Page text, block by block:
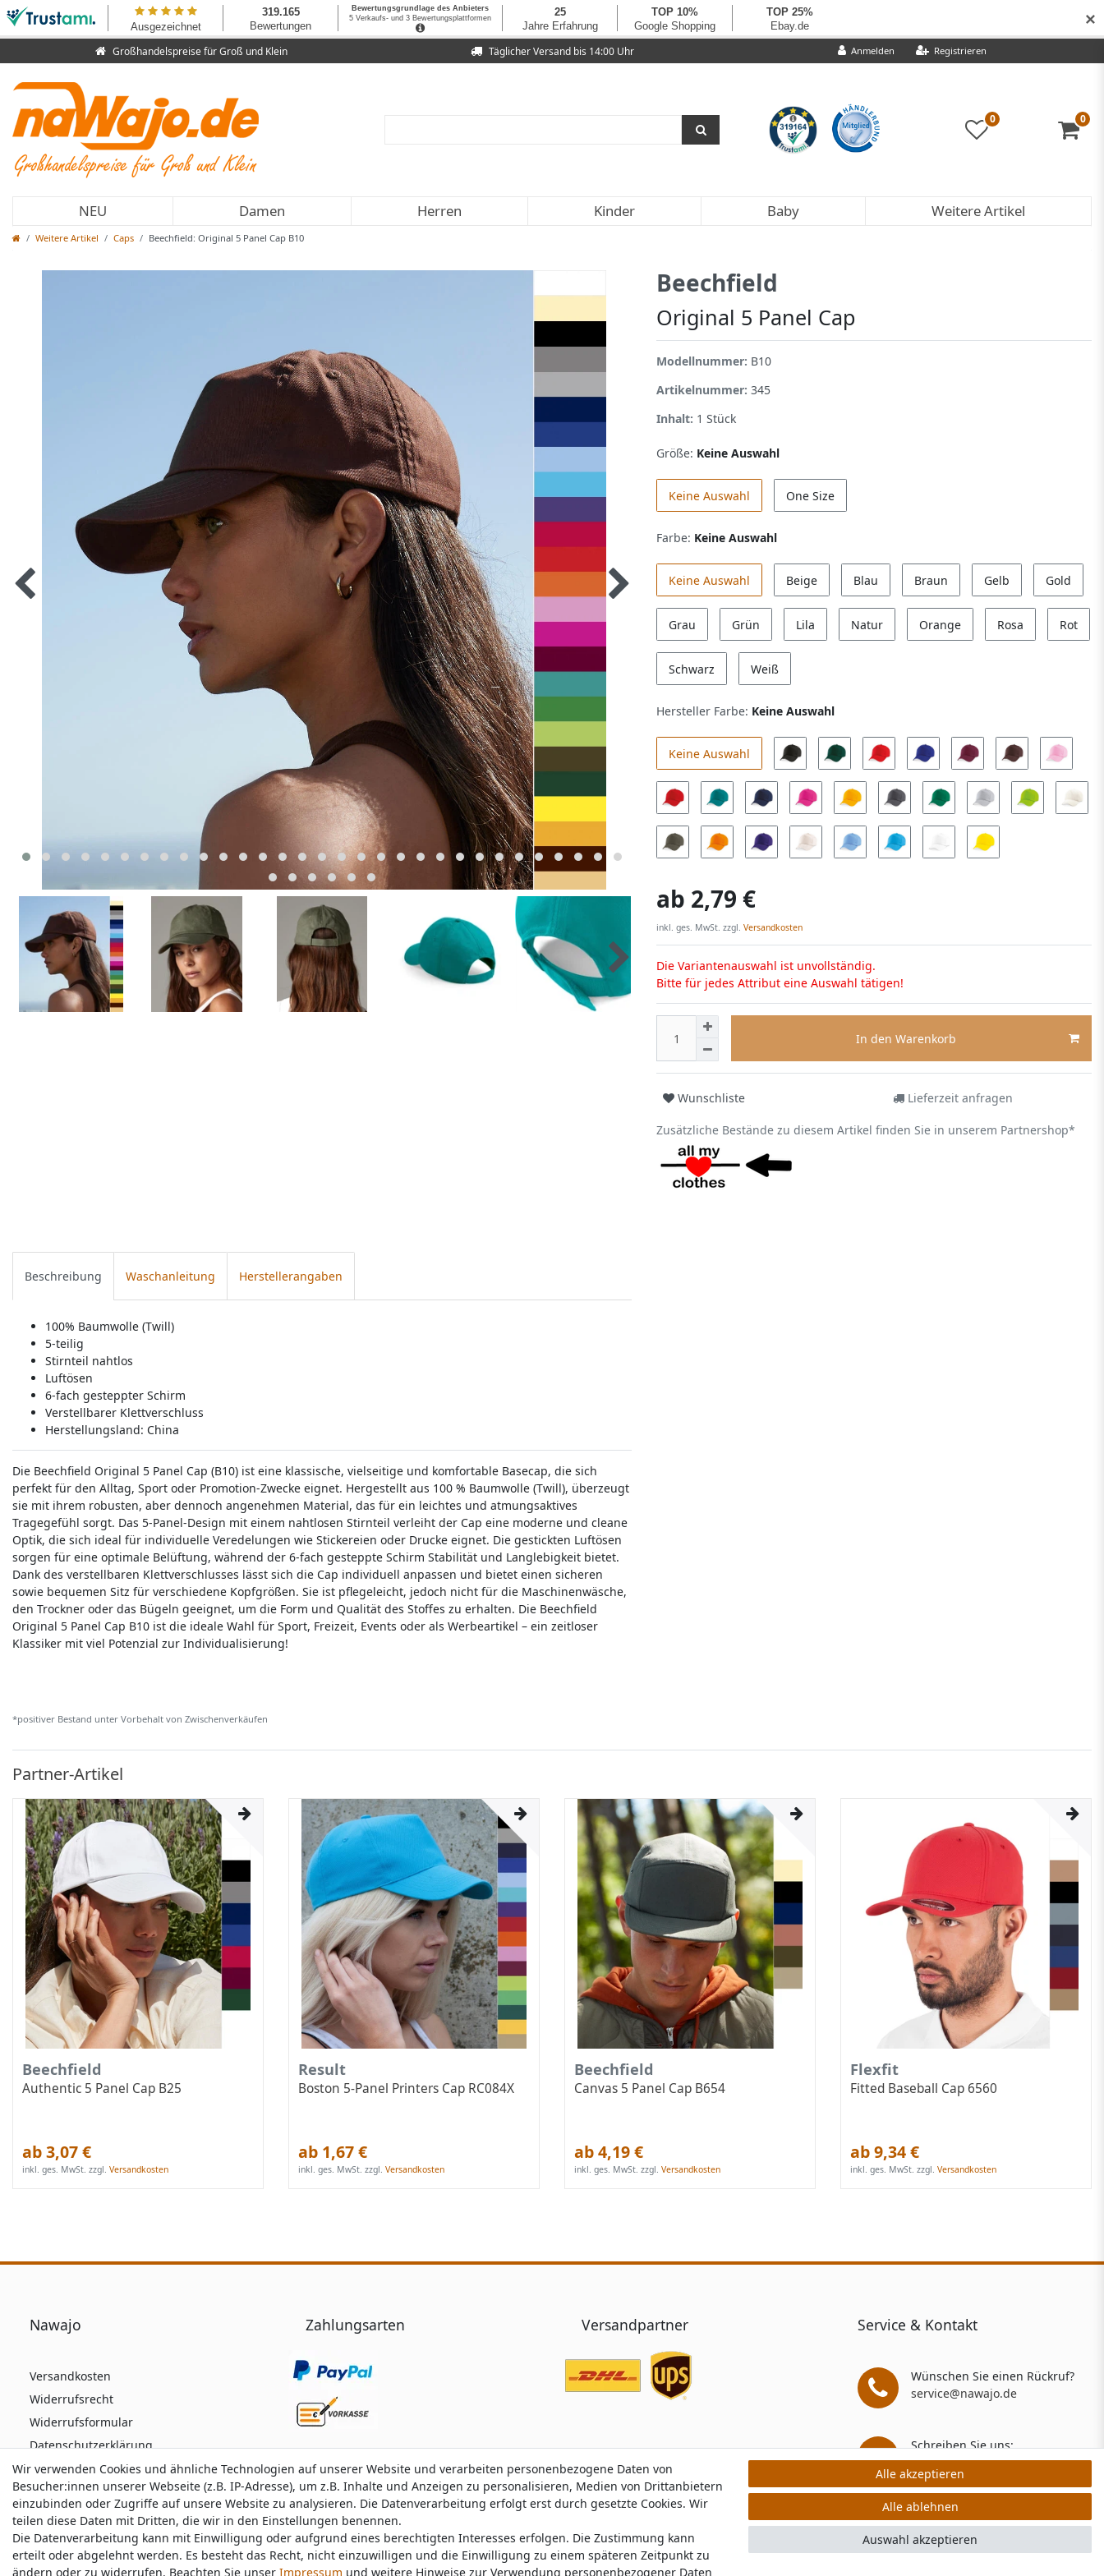
Anmelden Registrieren
Täglicher Versand bis 14:00 Uhr
Großhandelspreise für Groß und Klein
0 0
NEU Damen Herren Kinder Baby Weitere Artikel
Weitere Artikel Caps Beechfield: Original 5 Panel Cap B10
Beechfield
Original 5 Panel Cap
Modellnummer: B10
Artikelnummer: 345
Inhalt: 1 Stück
Größe: Keine Auswahl
Keine Auswahl One Size
Farbe: Keine Auswahl
Keine Auswahl Beige Blau Braun Gelb Gold
Grau Grün Lila Natur Orange Rosa Rot
Schwarz Weiß
Hersteller Farbe: Keine Auswahl
Keine Auswahl
ab 2,79 €
inkl. ges. MwSt. zzgl. Versandkosten
Die Variantenauswahl ist unvollständig.
Bitte für jedes Attribut eine Auswahl tätigen!
In den Warenkorb
Wunschliste Lieferzeit anfragen
Zusätzliche Bestände zu diesem Artikel finden Sie in unserem Partnershop*
Beschreibung Waschanleitung Herstellerangaben
100% Baumwolle (Twill)
5-teilig
Stirnteil nahtlos
Luftösen
6-fach gesteppter Schirm
Verstellbarer Klettverschluss
Herstellungsland: China
Die Beechfield Original 5 Panel Cap (B10) ist eine klassische, vielseitige und komfortable Basecap, die sich
perfekt für den Alltag, Sport oder Promotion-Zwecke eignet. Hergestellt aus 100 % Baumwolle (Twill), überzeugt
sie mit ihrem robusten, aber dennoch angenehmen Material, das für ein leichtes und atmungsaktives
Tragegefühl sorgt. Das 5-Panel-Design mit einem nahtlosen Stirnteil verleiht der Cap eine moderne und cleane
Optik, die sich ideal für individuelle Veredelungen wie Stickereien oder Drucke eignet. Die gestickten Luftösen
sorgen für eine optimale Belüftung, während der 6-fach gesteppte Schirm Stabilität und Langlebigkeit bietet.
Dank des verstellbaren Klettverschlusses lässt sich die Cap individuell anpassen und bietet einen sicheren
sowie bequemen Sitz für verschiedene Kopfgrößen. Sie ist pflegeleicht, jedoch nicht für die Maschinenwäsche,
den Trockner oder das Bügeln geeignet, um die Form und Qualität des Stoffes zu erhalten. Die Beechfield
Original 5 Panel Cap B10 ist die ideale Wahl für Sport, Freizeit, Events oder als Werbeartikel – ein zeitloser
Klassiker mit viel Potenzial zur Individualisierung!
*positiver Bestand unter Vorbehalt von Zwischenverkäufen
Partner-Artikel
Beechfield
Authentic 5 Panel Cap B25
ab 3,07 €
inkl. ges. MwSt. zzgl.Versandkosten
Result
Boston 5-Panel Printers Cap RC084X
ab 1,67 €
inkl. ges. MwSt. zzgl.Versandkosten
Beechfield
Canvas 5 Panel Cap B654
ab 4,19 €
inkl. ges. MwSt. zzgl.Versandkosten
Flexfit
Fitted Baseball Cap 6560
ab 9,34 €
inkl. ges. MwSt. zzgl.Versandkosten
Nawajo
Versandkosten
Widerrufsrecht
Widerrufsformular
Datenschutzerklärung
AGB
Impressum
Zahlungsarten Versandpartner Service & Kontakt
Wünschen Sie einen Rückruf?
service@nawajo.de
Schreiben Sie uns:
service@nawajo.de
Durchschnittliche Bewertung vonnawajo.de bei Trustami:5.00/5.00 mit319.165Bewertungen | Bewertungsgrundlage des Anbieters: 5 Verkaufs- und 3 Bewertungsplattformen
Wir verwenden Cookies und ähnliche Technologien auf unserer Website und verarbeiten personenbezogene Daten von
Besucher:innen unserer Webseite (z.B. IP-Adresse), um z.B. Inhalte und Anzeigen zu personalisieren, Medien von Drittanbietern
einzubinden oder Zugriffe auf unsere Website zu analysieren. Die Datenverarbeitung erfolgt erst durch gesetzte Cookies. Wir
teilen diese Daten mit Dritten, die wir in den Einstellungen benennen.
Die Datenverarbeitung kann mit Einwilligung oder aufgrund eines berechtigten Interesses erfolgen. Die Zustimmung kann
erteilt oder abgelehnt werden. Es besteht das Recht, nicht einzuwilligen und die Einwilligung zu einem späteren Zeitpunkt zu
ändern oder zu widerrufen. Beachten Sie unser Impressum und weitere Hinweise zur Verwendung personenbezogener Daten
Alle akzeptieren
Alle ablehnen
Auswahl akzeptieren
Wir verwenden Cookies und ähnliche Technologien auf unserer Website und verarbeiten personenbezogene Daten von
Besucher:innen unserer Webseite (z.B. IP-Adresse), um z.B. Inhalte und Anzeigen zu personalisieren, Medien von Drittanbietern
einzubinden oder Zugriffe auf unsere Website zu analysieren. Die Datenverarbeitung erfolgt erst durch gesetzte Cookies. Wir
teilen diese Daten mit Dritten, die wir in den Einstellungen benennen.
Die Datenverarbeitung kann mit Einwilligung oder aufgrund eines berechtigten Interesses erfolgen. Die Zustimmung kann
erteilt oder abgelehnt werden. Es besteht das Recht, nicht einzuwilligen und die Einwilligung zu einem späteren Zeitpunkt zu
ändern oder zu widerrufen. Beachten Sie unser Impressum und weitere Hinweise zur Verwendung personenbezogener Daten
Alle akzeptieren
Alle ablehnen
Auswahl akzeptieren
✕